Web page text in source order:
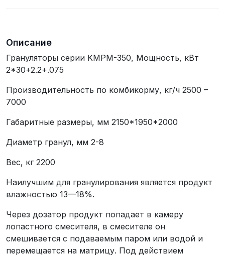
Описание
Грануляторы серии KMPM-350, Мощность, кВт
2*30+2.2+.075
Производительность по комбикорму, кг/ч 2500 –
7000
Габаритные размеры, мм 2150*1950*2000
Диаметр гранул, мм 2-8
Вес, кг 2200
Наилучшим для гранулирования является продукт
влажностью 13—18%.
Через дозатор продукт попадает в камеру
лопастного смесителя, в смесителе он
смешивается с подаваемым паром или водой и
перемещается на матрицу. Под действием